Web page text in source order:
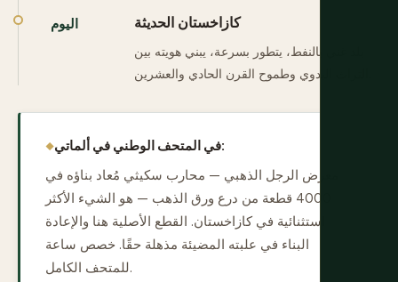
اليوم كازاخستان الحديثة
بلد غني بالنفط، يتطور بسرعة، يبني هويته بين
في المتحف الوطني في ألماتي:
معرض الرجل الذهبي — محارب سكيثي مُعاد بناؤه في
4000 قطعة من درع ورق الذهب — هو الشيء الأكثر
استثنائية في كازاخستان. القطع الأصلية هنا والإعادة
البناء في علبته المضيئة مذهلة حقًا. خصص ساعة
للمتحف الكامل.